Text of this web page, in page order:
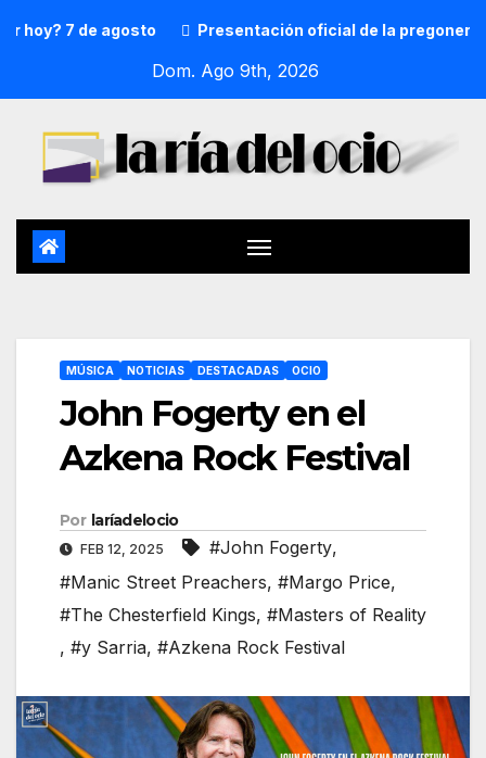
7 de agosto Presentación oficial de la pregonera y
Dom. Ago 9th, 2026
MÚSICA NOTICIAS DESTACADAS OCIO
John Fogerty en el
Azkena Rock Festival
Por laríadelocio
FEB 12, 2025 #John Fogerty,
#Manic Street Preachers, #Margo Price,
#The Chesterfield Kings, #Masters of Reality
, #y Sarria, #Azkena Rock Festival